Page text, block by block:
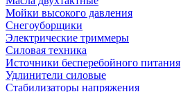
Мойки высокого давления
Снегоуборщики
Электрические триммеры
Силовая техника
Источники бесперебойного питания
Удлинители силовые
Стабилизаторы напряжения